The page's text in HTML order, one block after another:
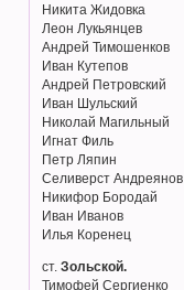
Никита Жидовка
Леон Лукьянцев
Андрей Тимошенков
Иван Кутепов
Андрей Петровский
Иван Шульский
Николай Магильный
Игнат Филь
Петр Ляпин
Селиверст Андреянов
Никифор Бородай
Иван Иванов
Илья Коренец
ст.Зольской.
Тимофей Сергиенко